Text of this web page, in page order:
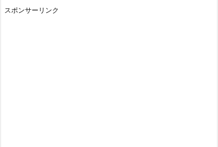
スポンサーリンク